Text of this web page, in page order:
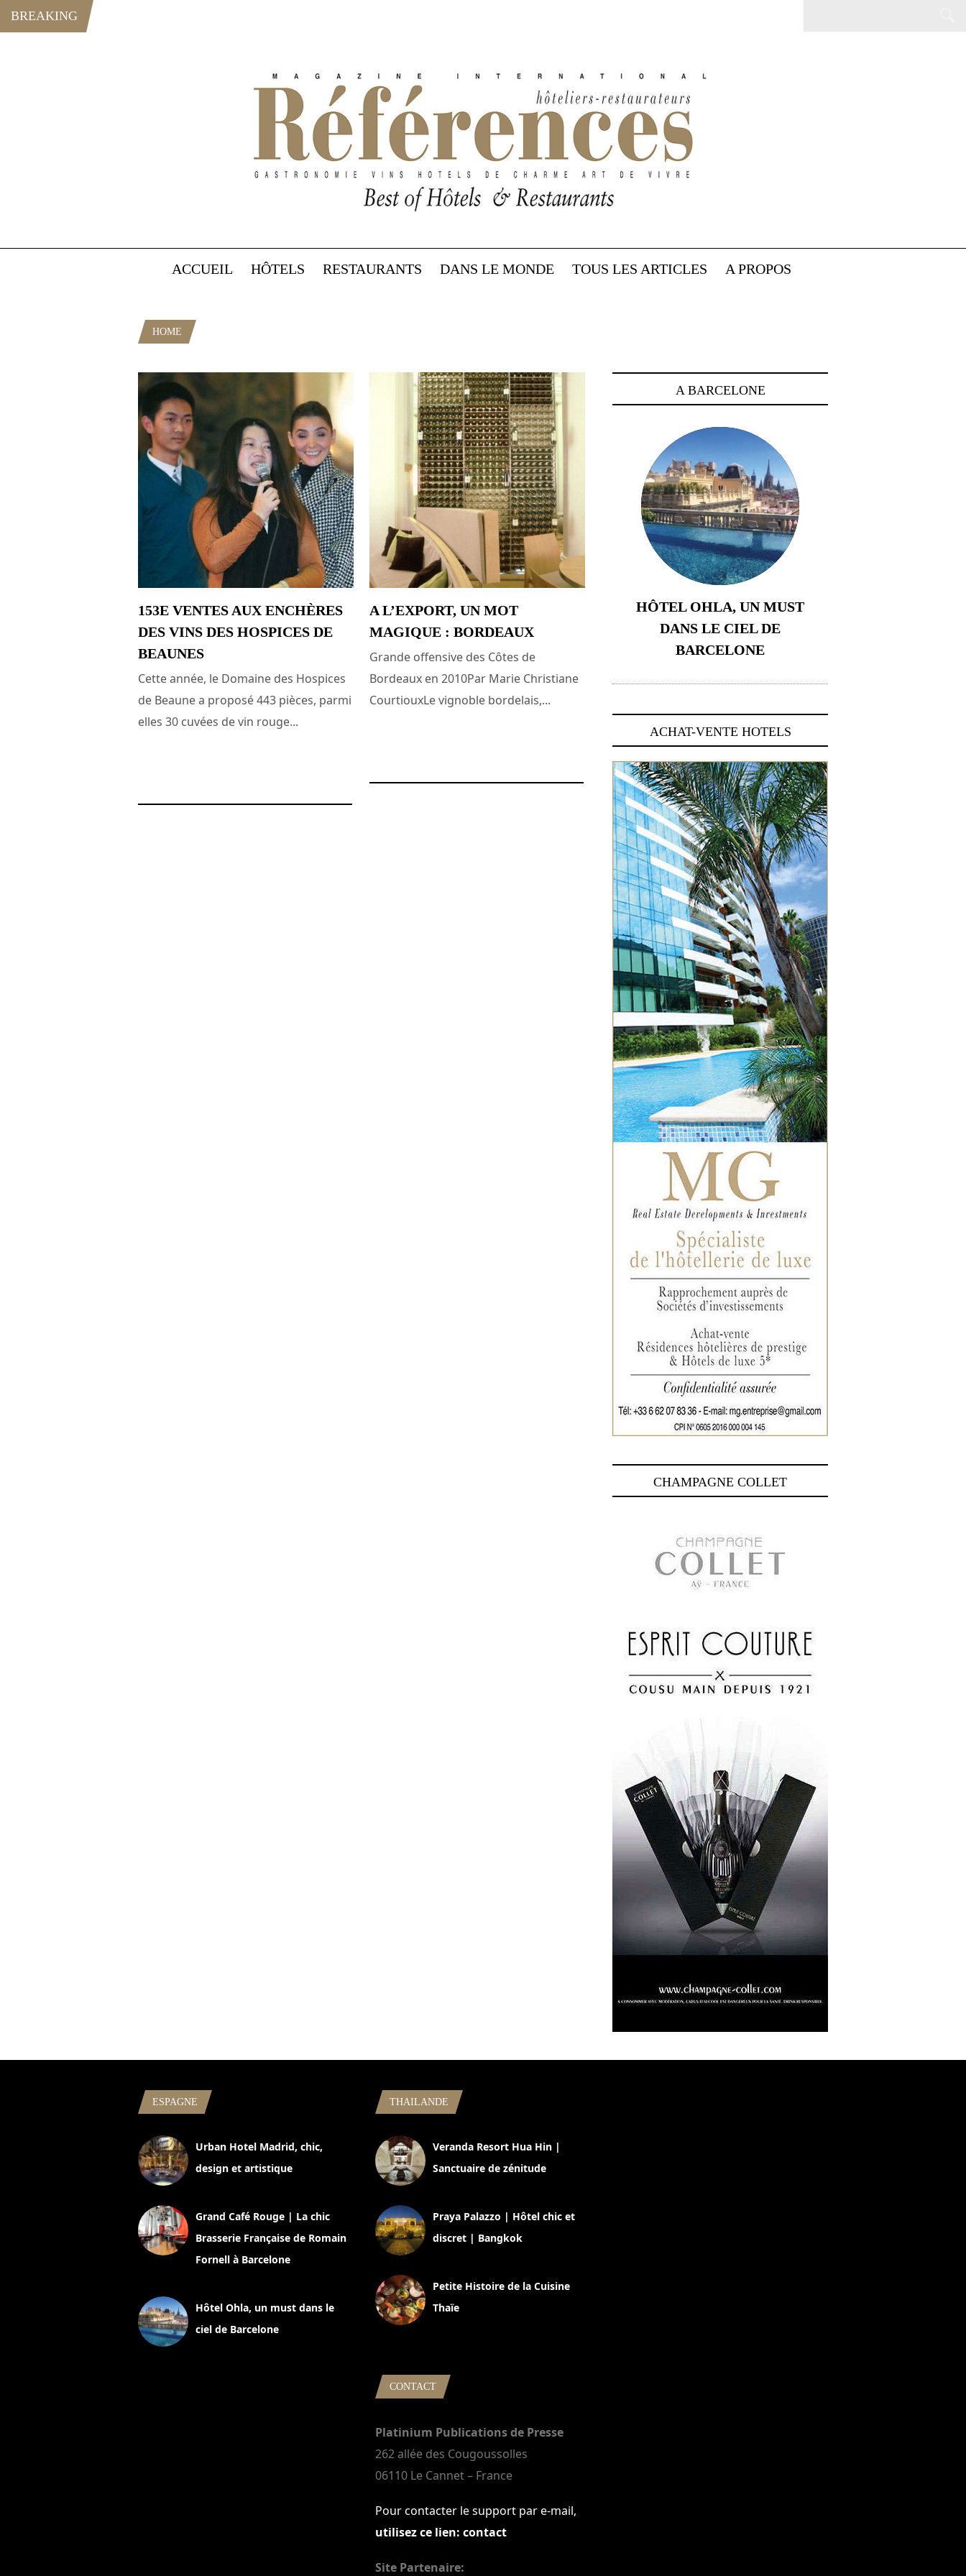
BREAKING
ACCUEIL HÔTELS RESTAURANTS DANS LE MONDE TOUS LES ARTICLES A PROPOS
HOME
153E VENTES AUX ENCHÈRES
DES VINS DES HOSPICES DE
BEAUNES
Cette année, le Domaine des Hospices
de Beaune a proposé 443 pièces, parmi
elles 30 cuvées de vin rouge...
A L’EXPORT, UN MOT
MAGIQUE : BORDEAUX
Grande offensive des Côtes de
Bordeaux en 2010Par Marie Christiane
CourtiouxLe vignoble bordelais,...
A BARCELONE
HÔTEL OHLA, UN MUST
DANS LE CIEL DE
BARCELONE
ACHAT-VENTE HOTELS
CHAMPAGNE COLLET
ESPAGNE
Urban Hotel Madrid, chic,
design et artistique
Grand Café Rouge | La chic
Brasserie Française de Romain
Fornell à Barcelone
Hôtel Ohla, un must dans le
ciel de Barcelone
THAILANDE
Veranda Resort Hua Hin |
Sanctuaire de zénitude
Praya Palazzo | Hôtel chic et
discret | Bangkok
Petite Histoire de la Cuisine
Thaïe
CONTACT
Platinium Publications de Presse
262 allée des Cougoussolles
06110 Le Cannet – France
Pour contacter le support par e-mail,
utilisez ce lien: contact
Site Partenaire: